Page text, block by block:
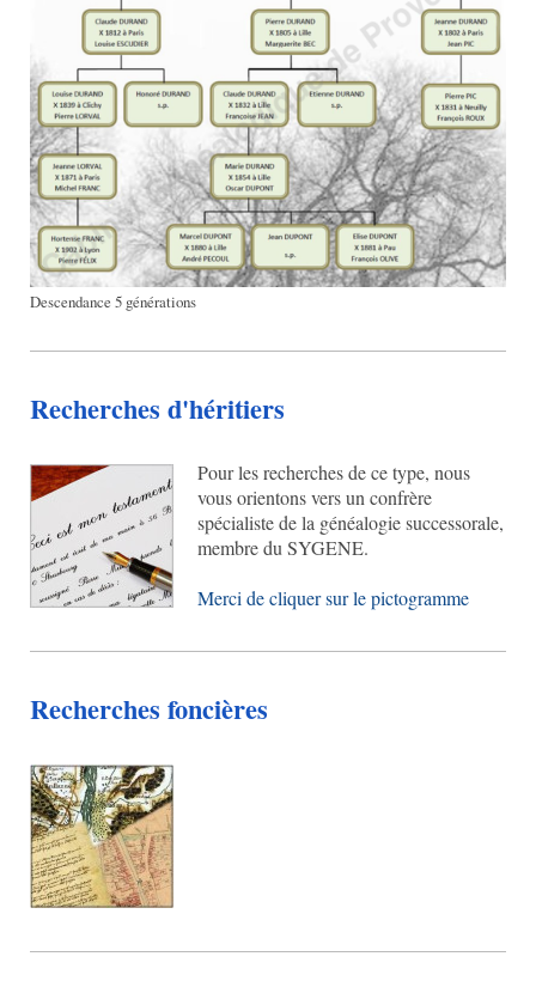
Descendance 5 générations
Recherches d'héritiers
Pour les recherches de ce type, nous
vous orientons vers un confrère
spécialiste de la généalogie successorale,
membre du SYGENE.
Merci de cliquer sur le pictogramme
Recherches foncières